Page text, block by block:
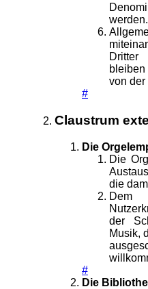
werden.
von der
#
Claustrum
Die
Die
die
Dem
der
Musik,
#
Die